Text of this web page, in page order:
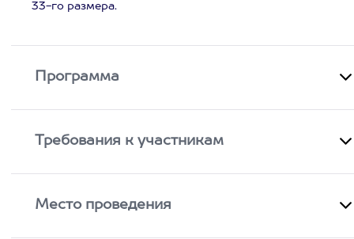
33-го размера.
Программа
Требования к участникам
Место проведения